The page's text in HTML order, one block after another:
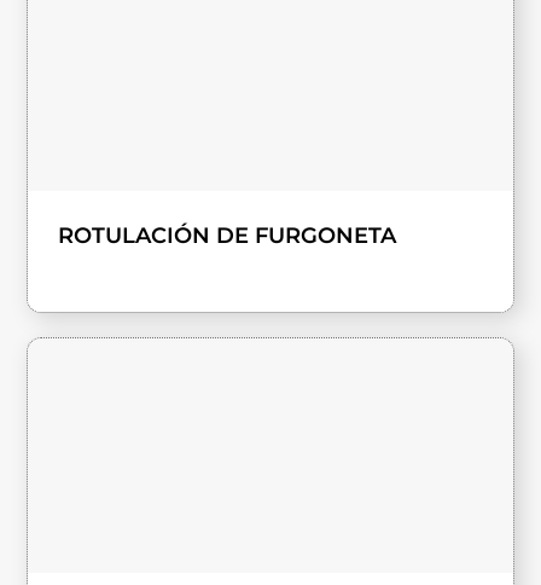
ROTULACIÓN DE FURGONETA